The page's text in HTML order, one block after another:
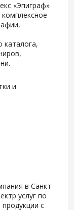
«Эпиграф»
каталога,
и
в Санкт-
услуг по
с